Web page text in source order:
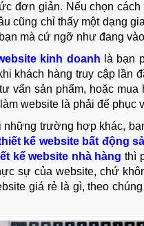
đơn giản. Nếu chọn
cũng chỉ thấy một dạng
mà cứ ngỡ như đang
kinh doanh là bạn
khách hàng truy cập lần
vấn sản phẩm, hoặc
website là phải để phục
trường hợp khác,
kế website bất động
kế website nhà hàng thì
sự của website, chứ
giá rẻ là gì, theo